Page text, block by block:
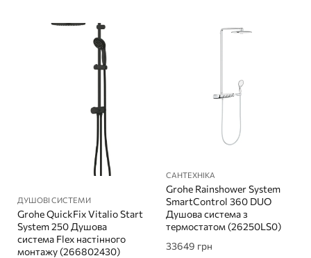
ДУШОВІ СИСТЕМИ
Grohe QuickFix Vitalio Start
System 250 Душова
система Flex настінного
монтажу (266802430)
САНТЕХНІКА
Grohe Rainshower System
SmartControl 360 DUO
Душова система з
термостатом (26250LS0)
33649 грн